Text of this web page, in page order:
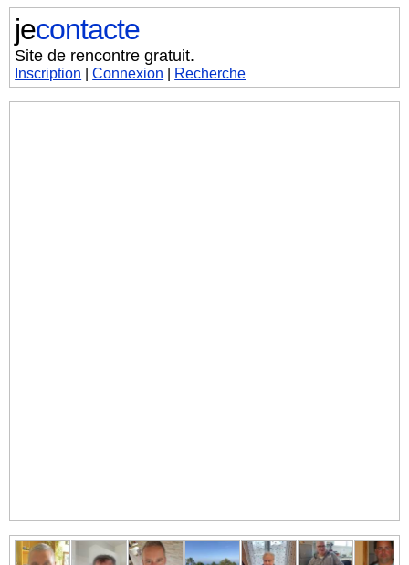
jecontacte
Site de rencontre gratuit.
Inscription |Connexion Recherche